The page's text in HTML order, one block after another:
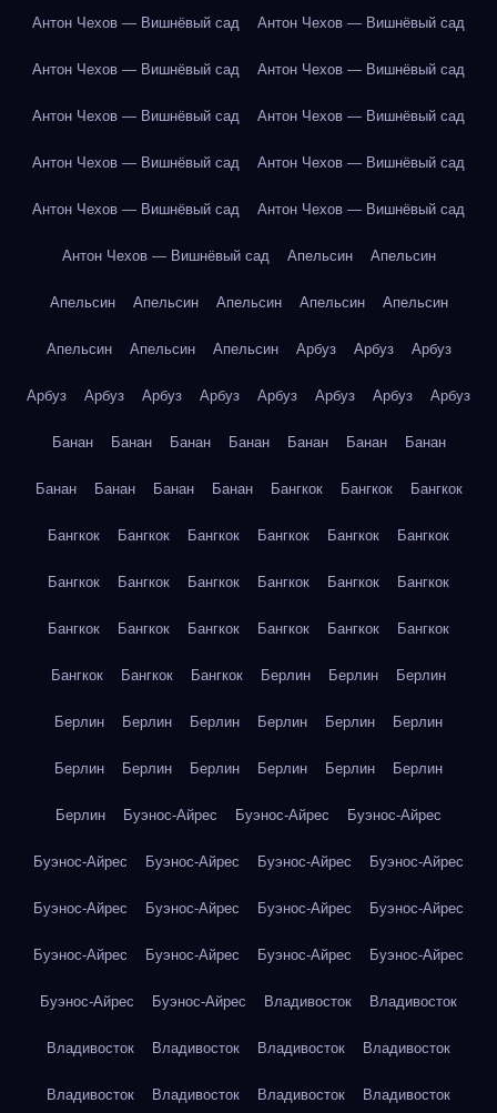
Антон Чехов — Вишнёвый сад Антон Чехов — Вишнёвый сад
Антон Чехов — Вишнёвый сад Антон Чехов — Вишнёвый сад
Антон Чехов — Вишнёвый сад Антон Чехов — Вишнёвый сад
Антон Чехов — Вишнёвый сад Антон Чехов — Вишнёвый сад
Антон Чехов — Вишнёвый сад Антон Чехов — Вишнёвый сад
Антон Чехов — Вишнёвый сад Апельсин Апельсин
Апельсин Апельсин Апельсин Апельсин Апельсин
Апельсин Апельсин Апельсин Арбуз Арбуз Арбуз
Арбуз Арбуз Арбуз Арбуз Арбуз Арбуз Арбуз Арбуз
Банан Банан Банан Банан Банан Банан Банан
Банан Банан Банан Банан Бангкок Бангкок Бангкок
Бангкок Бангкок Бангкок Бангкок Бангкок Бангкок
Бангкок Бангкок Бангкок Бангкок Бангкок Бангкок
Бангкок Бангкок Бангкок Бангкок Бангкок Бангкок
Бангкок Бангкок Бангкок Берлин Берлин Берлин
Берлин Берлин Берлин Берлин Берлин Берлин
Берлин Берлин Берлин Берлин Берлин Берлин
Берлин Буэнос-Айрес Буэнос-Айрес Буэнос-Айрес
Буэнос-Айрес Буэнос-Айрес Буэнос-Айрес Буэнос-Айрес
Буэнос-Айрес Буэнос-Айрес Буэнос-Айрес Буэнос-Айрес
Буэнос-Айрес Буэнос-Айрес Буэнос-Айрес Буэнос-Айрес
Буэнос-Айрес Буэнос-Айрес Владивосток Владивосток
Владивосток Владивосток Владивосток Владивосток
Владивосток Владивосток Владивосток Владивосток